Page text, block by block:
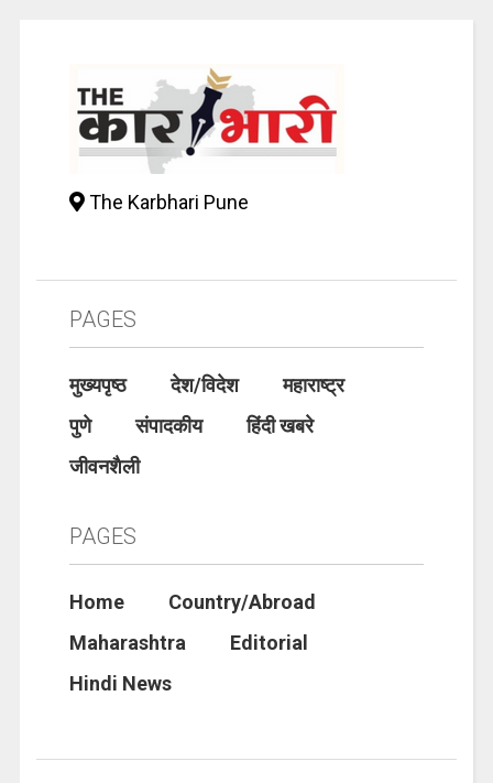
The Karbhari Pune
PAGES
मुख्यपृष्ठ देश/विदेश
महाराष्ट्र
पुणे
संपादकीय
हिंदी खबरे
जीवनशैली
PAGES
Home
Country/Abroad
Maharashtra
Editorial
Hindi News